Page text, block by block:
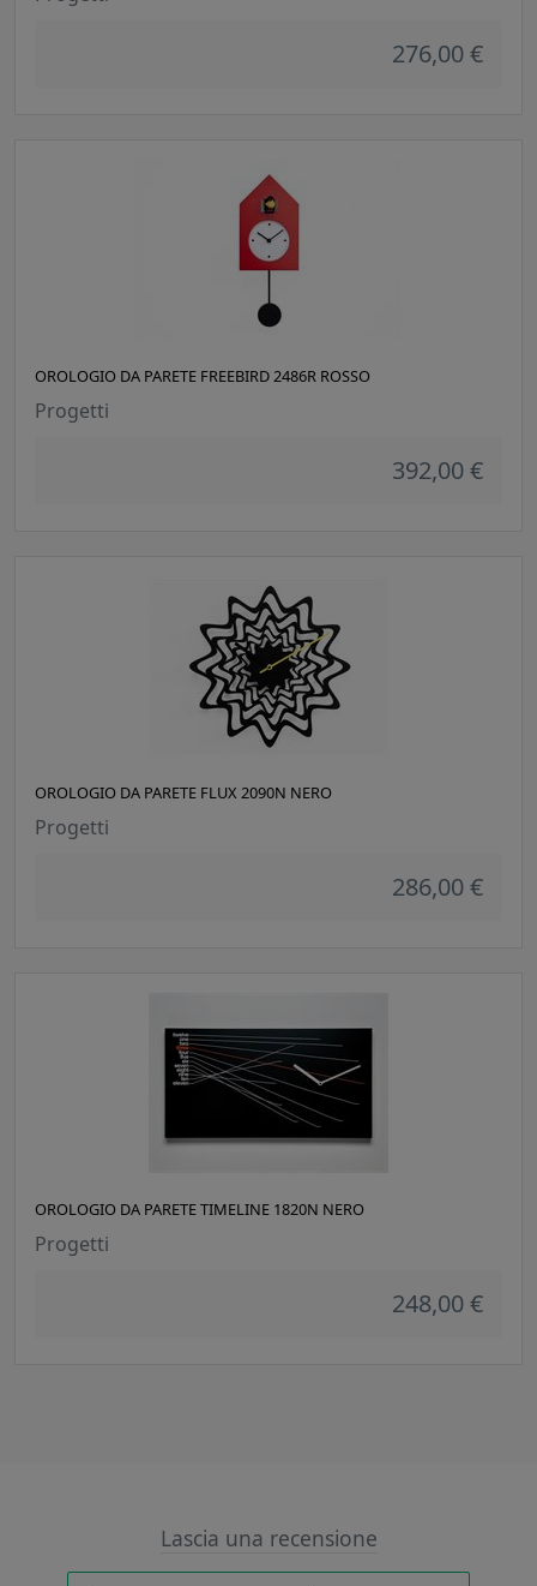
276,00 €
OROLOGIO DA PARETE FREEBIRD 2486R ROSSO
Progetti
392,00 €
OROLOGIO DA PARETE FLUX 2090N NERO
Progetti
286,00 €
OROLOGIO DA PARETE TIMELINE 1820N NERO
Progetti
248,00 €
Lascia una recensione